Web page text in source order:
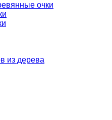
очки
из дерева